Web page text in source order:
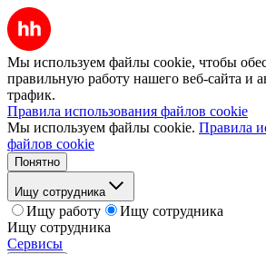
Мы используем файлы cookie, чтобы
правильную работу нашего веб-сайта и
трафик.
Правила использования файлов cookie
Мы используем файлы cookie. Правила
файлов cookie
Понятно
Ищу сотрудника
Ищу работу
Ищу сотрудника
Ищу сотрудника
Сервисы